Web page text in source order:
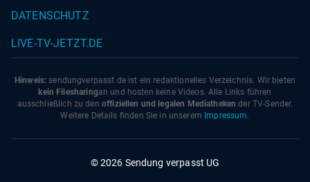
DATENSCHUTZ
LIVE-TV-JETZT.DE
Hinweis: sendungverpasst.de ist ein redaktionelles Verzeichnis. Wir bieten
kein Filesharingan und hosten keine Videos. Alle Links führen
ausschließlich zu den offiziellen und legalen Mediatheken der TV-Sender.
Weitere Details finden Sie in unserem Impressum.
© 2026 Sendung verpasst UG